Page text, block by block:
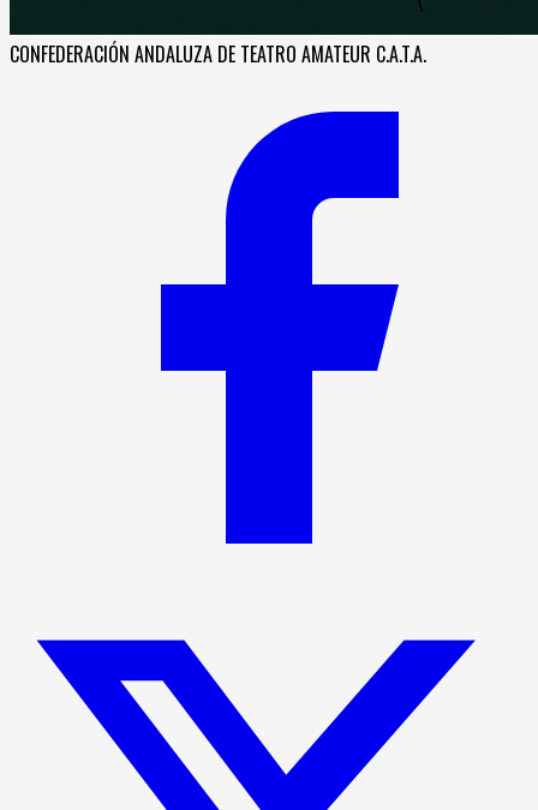
CONFEDERACIÓN ANDALUZA DE TEATRO AMATEUR C.A.T.A.